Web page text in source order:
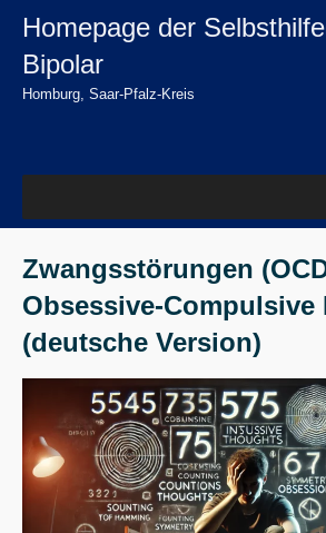
springen
Zum
springen
Homepage der
Bipolar
Homburg, Saar-Pfalz-Kreis
Zwangsstörungen
Obsessive-Compulsive
(deutsche Version)